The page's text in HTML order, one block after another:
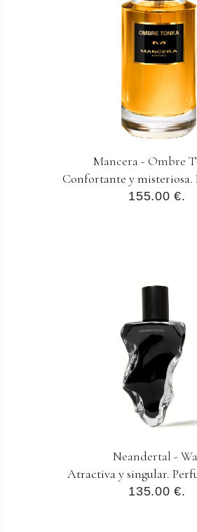
Mancera - Ombre
Confortante y misteriosa.
155.00 €.
Neandertal -
Atractiva y singular.
135.00 €.